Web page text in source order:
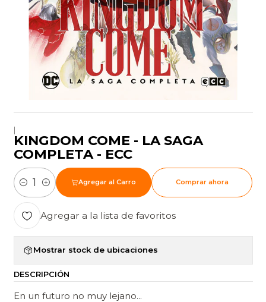
|
KINGDOM COME - LA SAGA
COMPLETA - ECC
Cantidad
Agregar al Carro Comprar ahora
Agregar a la lista de favoritos
Mostrar stock de ubicaciones
DESCRIPCIÓN
En un futuro no muy lejano...